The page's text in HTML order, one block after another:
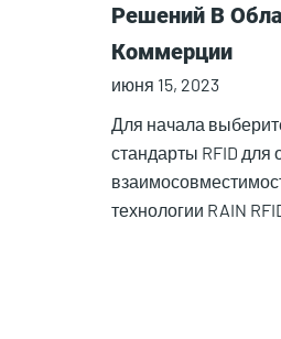
Решений В
Коммерции
июня 15, 2023
Для начала
стандарты RFID для
технологии RAIN